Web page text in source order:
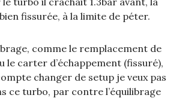
fissurée, à la limite de péter.
comme le remplacement de
le carter d’échappement (fissuré),
changer de setup je veux pas
ce turbo, par contre l’équilibrage